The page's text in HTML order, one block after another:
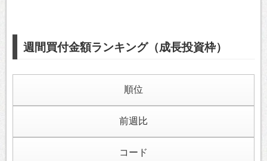
週間買付金額ランキング（成長投資枠）
順位
前週比
コード